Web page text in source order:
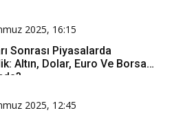
2025, 16:15
Sonrası Piyasalarda
Altın, Dolar, Euro Ve Borsa
2025, 12:45